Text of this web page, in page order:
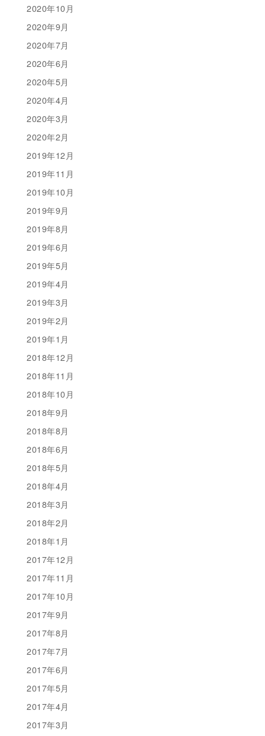
2020年10月
2020年9月
2020年7月
2020年6月
2020年5月
2020年4月
2020年3月
2020年2月
2019年12月
2019年11月
2019年10月
2019年9月
2019年8月
2019年6月
2019年5月
2019年4月
2019年3月
2019年2月
2019年1月
2018年12月
2018年11月
2018年10月
2018年9月
2018年8月
2018年6月
2018年5月
2018年4月
2018年3月
2018年2月
2018年1月
2017年12月
2017年11月
2017年10月
2017年9月
2017年8月
2017年7月
2017年6月
2017年5月
2017年4月
2017年3月